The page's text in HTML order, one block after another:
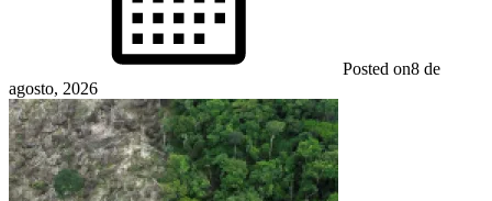
Posted on8 de
agosto, 2026